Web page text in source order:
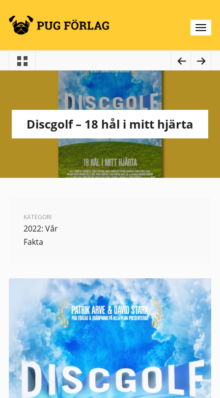
Discgolf – 18 hål i mitt hjärta
KATEGORI
2022: Vår
Fakta